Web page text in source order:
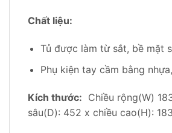
Chất liệu:
Tủ được làm từ sắt, bề mặt
Phụ kiện tay cầm bằng
Kích thước: Chiều rộng(W)
sâu(D): 452 x chiều cao(H):